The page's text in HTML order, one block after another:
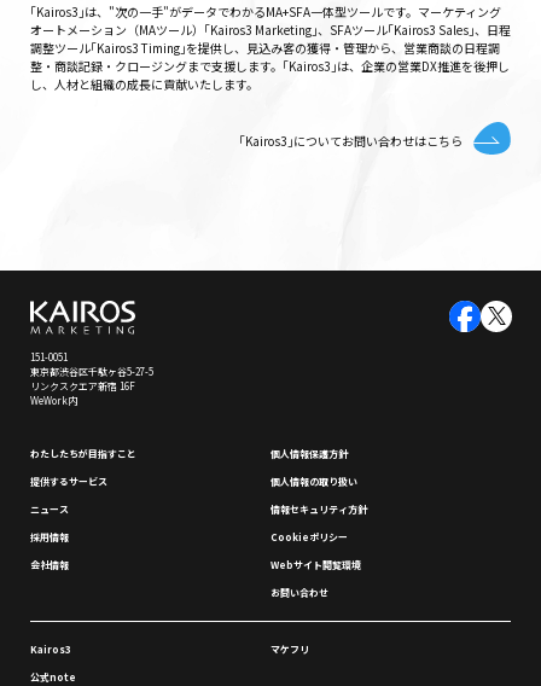
｢Kairos3｣は、"次の一手"がデータでわかるMA+SFA一体型ツールです。マーケティング
オートメーション（MAツール）｢Kairos3 Marketing｣、SFAツール｢Kairos3 Sales｣、日程
調整ツール｢Kairos3 Timing｣を提供し、見込み客の獲得・管理から、営業商談の日程調
整・商談記録・クロージングまで支援します。｢Kairos3｣は、企業の営業DX推進を後押し
し、人材と組織の成長に貢献いたします。
｢Kairos3｣についてお問い合わせはこちら
151-0051
東京都渋谷区千駄ヶ谷5-27-5
リンクスクエア新宿 16F
WeWork内
わたしたちが⽬指すこと
提供するサービス
ニュース
採⽤情報
会社情報
個⼈情報保護⽅針
個⼈情報の取り扱い
情報セキュリティ⽅針
Cookieポリシー
Webサイト閲覧環境
お問い合わせ
Kairos3 マケフリ
公式note